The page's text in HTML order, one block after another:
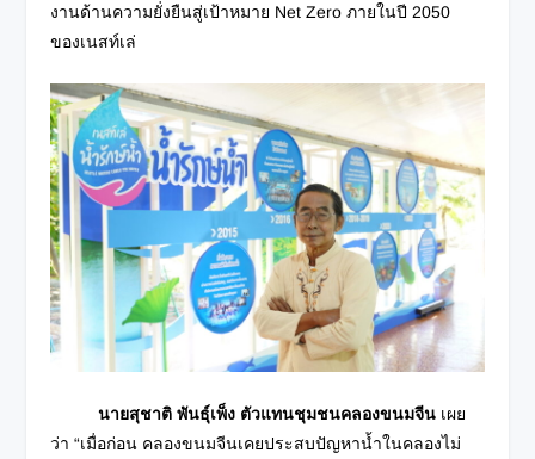
งานด้านความยั่งยืนสู่เป้าหมาย Net Zero ภายในปี 2050
ของเนสท์เล่
นายสุชาติ พันธุ์เพ็ง ตัวแทนชุมชนคลองขนมจีน เผย
ว่า “เมื่อก่อน คลองขนมจีนเคยประสบปัญหาน้ำในคลองไม่